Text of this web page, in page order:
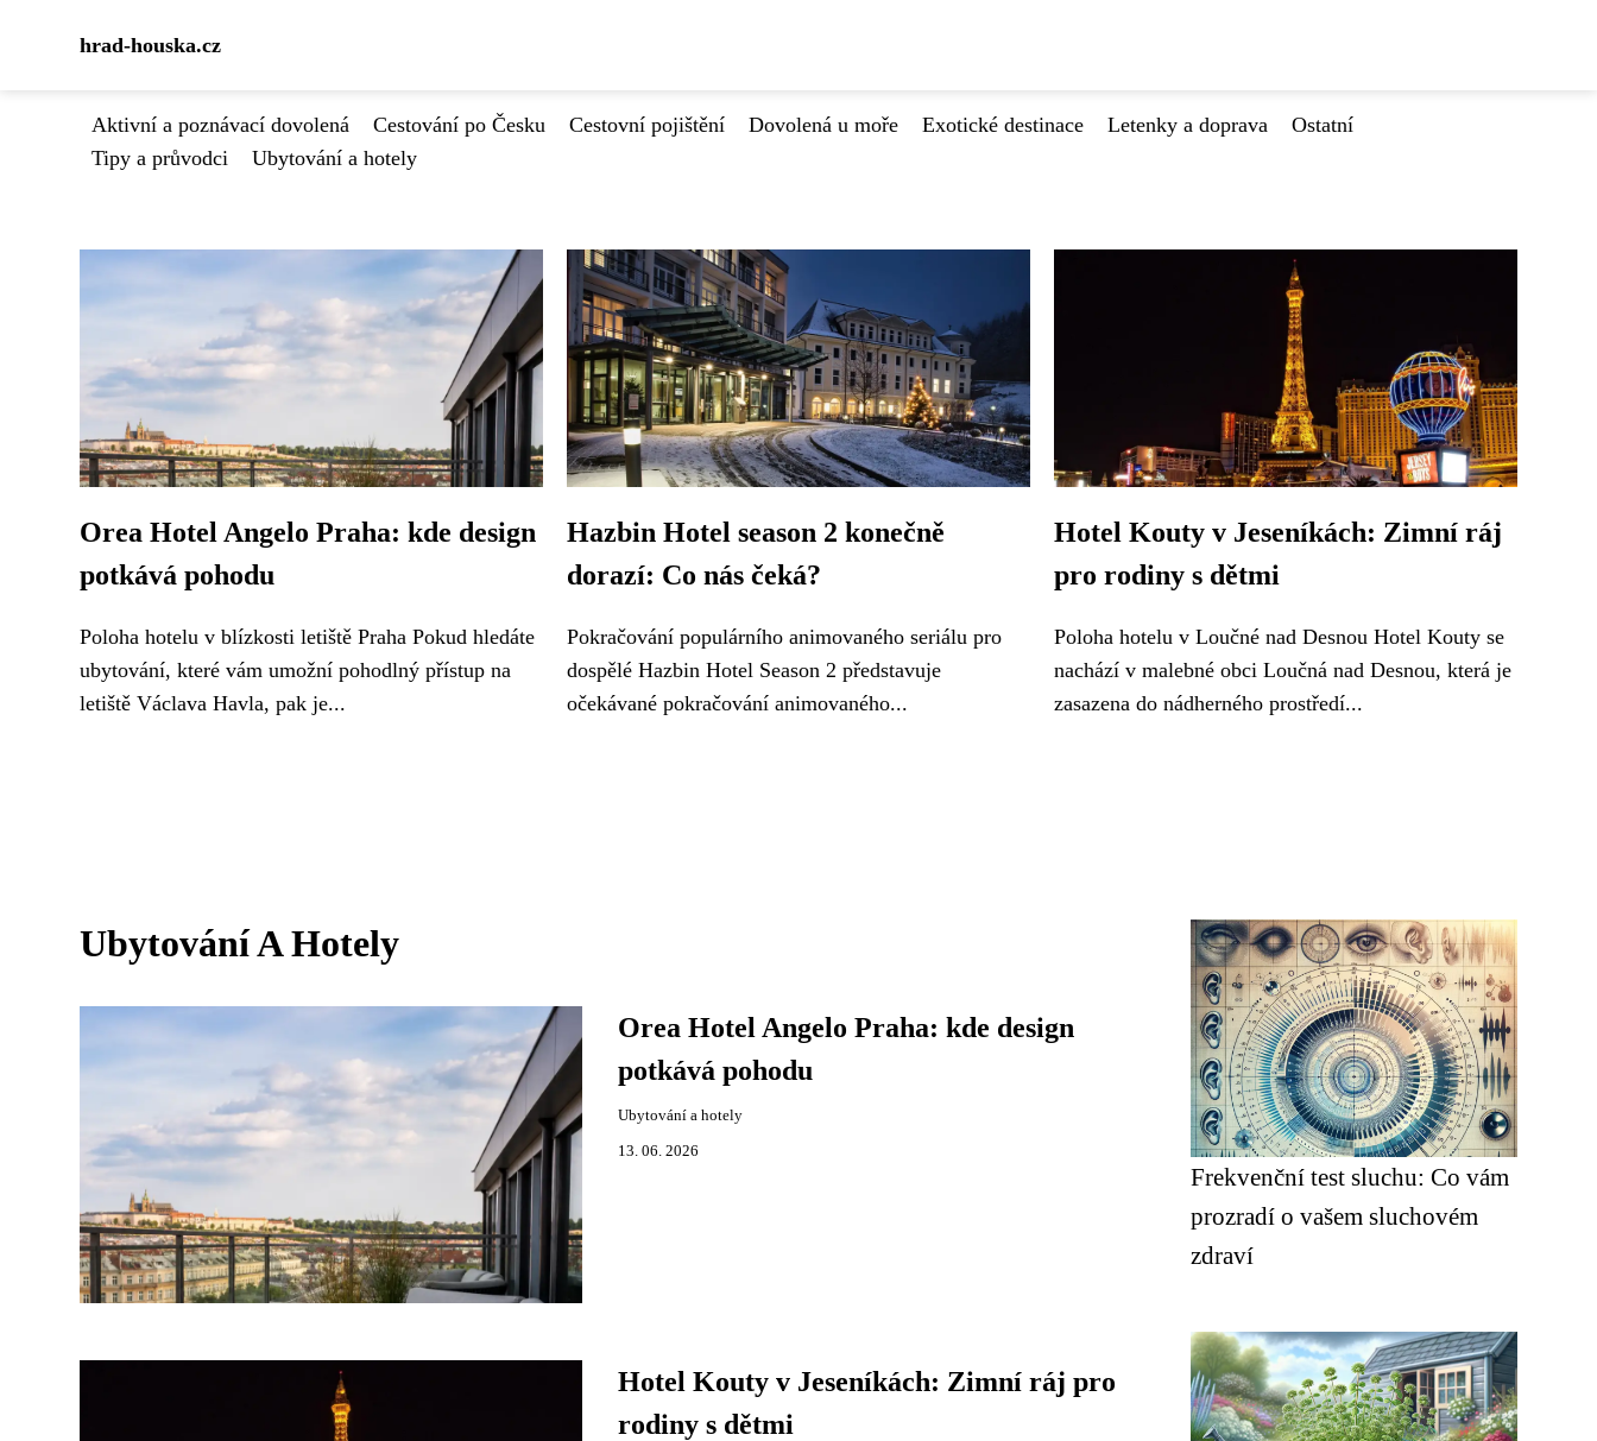
hrad-houska.cz
Aktivní a poznávací dovolená Cestování po Česku Cestovní pojištění Dovolená u moře Exotické destinace Letenky a doprava
Ostatní
Tipy a průvodci
Ubytování a hotely
Orea Hotel Angelo Praha: kde design
potkává pohodu
Poloha hotelu v blízkosti letiště Praha Pokud hledáte
ubytování, které vám umožní pohodlný přístup na
letiště Václava Havla, pak je...
Hazbin Hotel season 2 konečně
dorazí: Co nás čeká?
Pokračování populárního animovaného seriálu pro
dospělé Hazbin Hotel Season 2 představuje
očekávané pokračování animovaného...
Hotel Kouty v Jeseníkách: Zimní ráj
pro rodiny s dětmi
Poloha hotelu v Loučné nad Desnou Hotel Kouty se
nachází v malebné obci Loučná nad Desnou, která je
zasazena do nádherného prostředí...
Ubytování A Hotely
Orea Hotel Angelo Praha: kde design
potkává pohodu
Ubytování a hotely
13. 06. 2026
Hotel Kouty v Jeseníkách: Zimní ráj pro
rodiny s dětmi
Frekvenční test sluchu: Co vám
prozradí o vašem sluchovém
zdraví